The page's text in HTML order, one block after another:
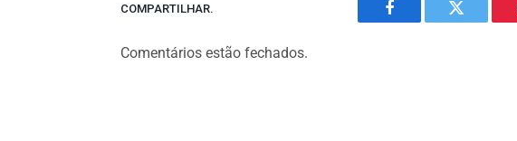
COMPARTILHAR.
Facebook Twitter
Comentários estão fechados.